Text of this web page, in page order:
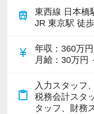
・将来の中核人材を
Q. 当事務所を選ん
A. 幅広い業務を経
Q. 実際に働いてみ
train
東西線 日本橋
JR 東京駅 徒
currency_yen 年収 ：360万
月給 ：30万円
content_paste
入力スタッフ
税務会計スタ
タッフ、財務